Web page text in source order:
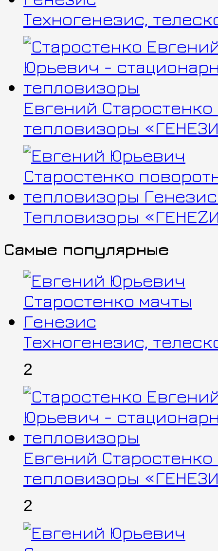
Техногенезис,
Евгений
тепловизоры
Тепловизоры
Самые популярные
Техногенезис,
2
Евгений
тепловизоры
2